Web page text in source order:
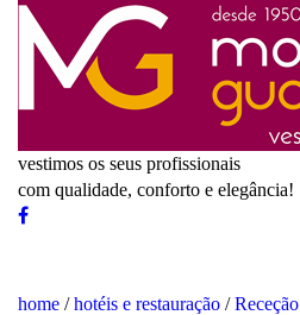
vestimos os seus profissionais
com qualidade, conforto e elegância!
home /hotéis e restauração /Receção